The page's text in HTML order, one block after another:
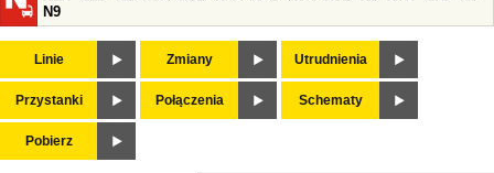
N9
Linie Zmiany Utrudnienia
Przystanki Połączenia Schematy
Pobierz